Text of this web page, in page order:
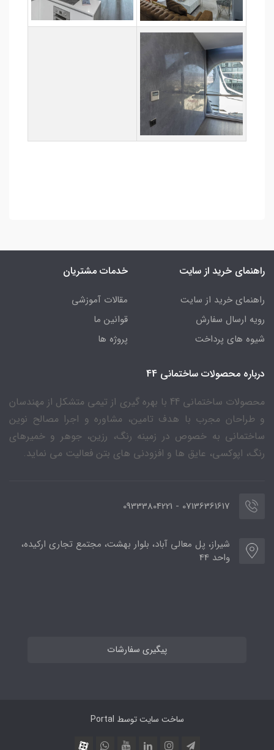
راهنمای خرید از سایت
راهنمای خرید از سایت
رویه ارسال سفارش
شیوه های پرداخت
خدمات مشتریان
مقالات آموزشی
قوانین ما
پروژه ها
درباره محصولات ساختمانی 44
محصولات ساختمانی 44 با بهره گیری از تیمی متشکل از مهندسان
و طراحان مجرب با هدف تامین، مشاوره و اجرا مصالح نوین
ساختمانی به خصوص در زمینه رنگ، رزین، جوهر و خمیرهای
رنگ، اپوکسی، عایق ها و افزودنی های بتن فعالیت می نماید.
07136361617 - 09333804221
شیراز، پل معالی آباد، بلوار بهشت، مجتمع تجاری ارکیده،
واحد 44
پیگیری سفارشات
ساخت سایت توسط Portal